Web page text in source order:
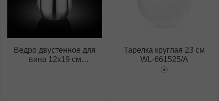
Ведро двустенное для
вина 12x19 см
Тарелка круглая 23 см
WL‑661525/A